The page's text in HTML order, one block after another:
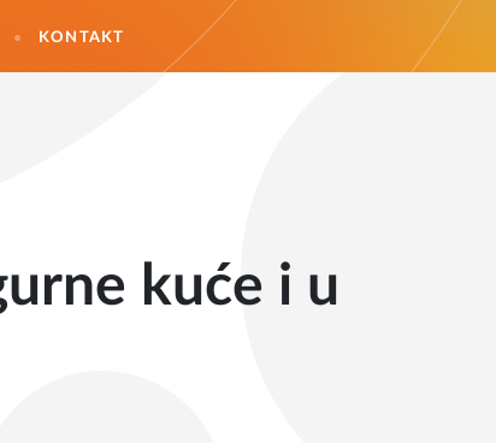
KONTAKT
kuće i u